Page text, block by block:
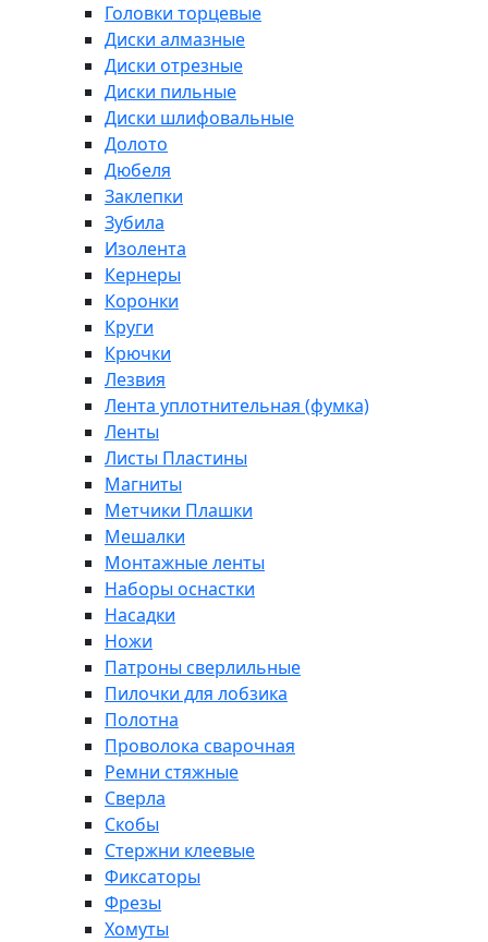
Головки торцевые
Диски алмазные
Диски отрезные
Диски пильные
Диски шлифовальные
Долото
Дюбеля
Заклепки
Зубила
Изолента
Кернеры
Коронки
Круги
Крючки
Лезвия
Лента уплотнительная (фумка)
Ленты
Листы Пластины
Магниты
Метчики Плашки
Мешалки
Монтажные ленты
Наборы оснастки
Насадки
Ножи
Патроны сверлильные
Пилочки для лобзика
Полотна
Проволока сварочная
Ремни стяжные
Сверла
Скобы
Стержни клеевые
Фиксаторы
Фрезы
Хомуты